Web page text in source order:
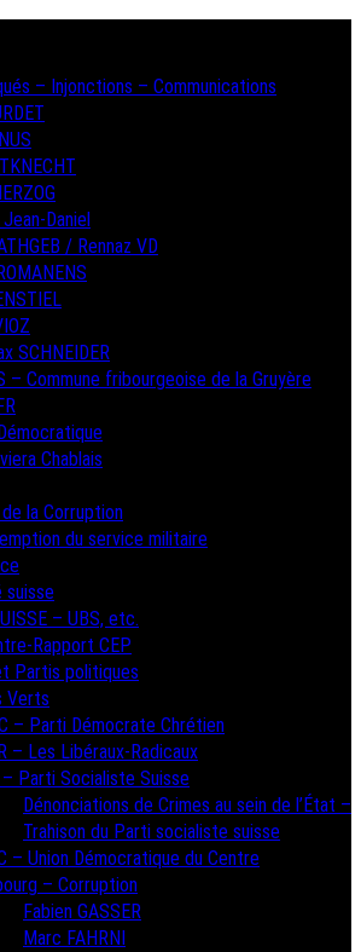
– Injonctions – Communications
Daniel
/ Rennaz VD
SCHNEIDER
– Commune fribourgeoise de la Gruyère
Chablais
la Corruption
du service militaire
suisse
– UBS, etc.
Rapport CEP
Partis politiques
Verts
– Parti Démocrate Chrétien
– Les Libéraux-Radicaux
Parti Socialiste Suisse
Dénonciations de Crimes au sein de l’État –
Trahison du Parti socialiste suisse
– Union Démocratique du Centre
– Corruption
Fabien GASSER
Marc FAHRNI